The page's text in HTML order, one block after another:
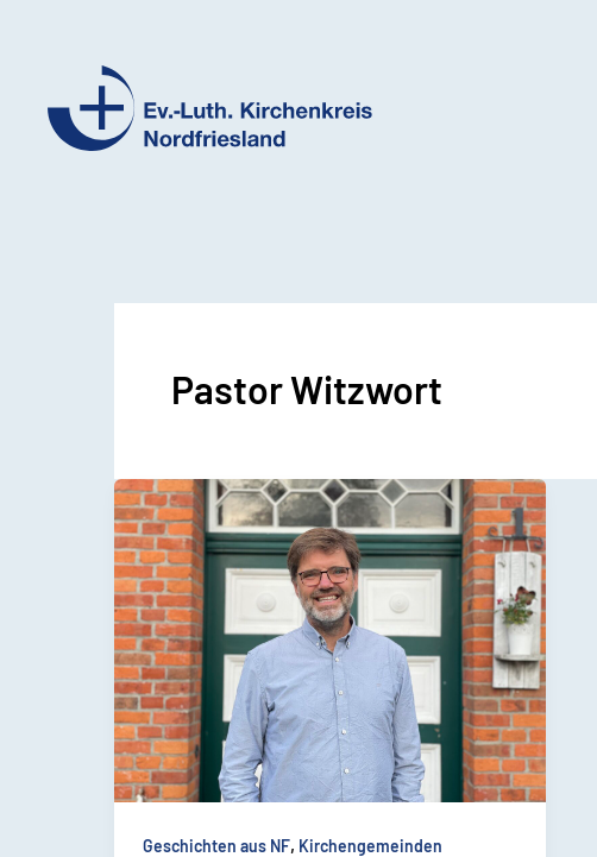
Ev.-
Pastor Witzwort
Geschichten aus NF, Kirchengemeinden